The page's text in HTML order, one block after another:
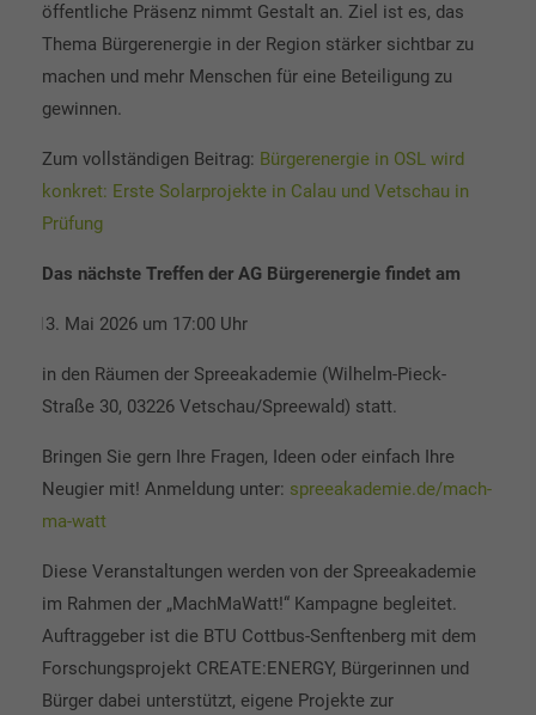
öffentliche Präsenz nimmt Gestalt an. Ziel ist es, das
Thema Bürgerenergie in der Region stärker sichtbar zu
machen und mehr Menschen für eine Beteiligung zu
gewinnen.
Zum vollständigen Beitrag: Bürgerenergie in OSL wird
konkret: Erste Solarprojekte in Calau und Vetschau in
Prüfung
Das nächste Treffen der AG Bürgerenergie findet am
13. Mai 2026 um 17:00 Uhr
in den Räumen der Spreeakademie (Wilhelm-Pieck-
Straße 30, 03226 Vetschau/Spreewald) statt.
Bringen Sie gern Ihre Fragen, Ideen oder einfach Ihre
Neugier mit! Anmeldung unter: spreeakademie.de/mach-
ma-watt
Diese Veranstaltungen werden von der Spreeakademie
im Rahmen der „MachMaWatt!“ Kampagne begleitet.
Auftraggeber ist die BTU Cottbus-Senftenberg mit dem
Forschungsprojekt CREATE:ENERGY, Bürgerinnen und
Bürger dabei unterstützt, eigene Projekte zur